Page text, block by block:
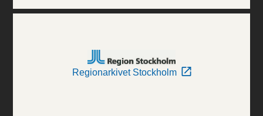
Regionarkivet Stockholm